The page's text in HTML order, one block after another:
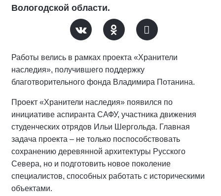
Вологодской области.
Работы велись в рамках проекта «Хранители
наследия», получившего поддержку
благотворительного фонда Владимира Потанина.
Проект «Хранители наследия» появился по
инициативе аспиранта САФУ, участника движения
студенческих отрядов Ильи Шергольда. Главная
задача проекта – не только поспособствовать
сохранению деревянной архитектуры Русского
Севера, но и подготовить новое поколение
специалистов, способных работать с историческими
объектами.